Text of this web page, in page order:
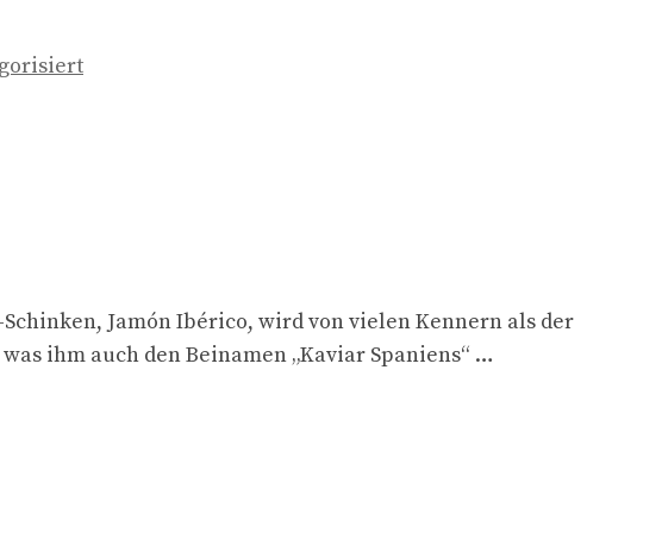
Jamón Ibérico, wird von vielen Kennern als der
ihm auch den Beinamen „Kaviar Spaniens“ …